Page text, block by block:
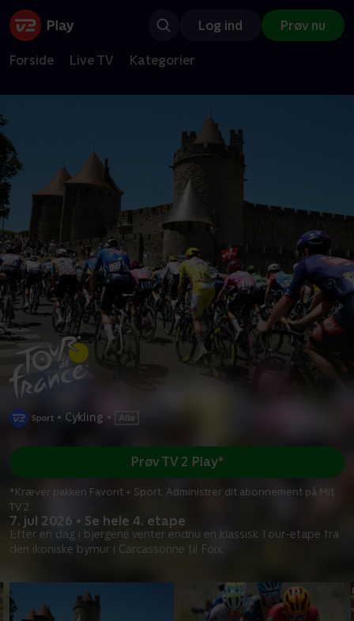
Log ind Prøv nu
Forside Live TV Kategorier
• Cykling •
7. jul 2026 • Se hele 4. etape
Efter en dag i bjergene venter endnu en klassisk Tour-etape fra
den ikoniske bymur i Carcassonne til Foix.
Prøv TV 2 Play*
*Kræver pakken Favorit + Sport. Administrer dit abonnement på Mit
TV 2.